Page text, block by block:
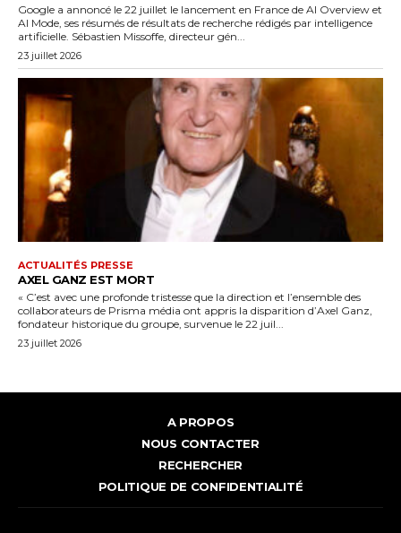
Google a annoncé le 22 juillet le lancement en France de AI Overview et
AI Mode, ses résumés de résultats de recherche rédigés par intelligence
artificielle. Sébastien Missoffe, directeur gén...
23 juillet 2026
ACTUALITÉS PRESSE
AXEL GANZ EST MORT
« C’est avec une profonde tristesse que la direction et l’ensemble des
collaborateurs de Prisma média ont appris la disparition d’Axel Ganz,
fondateur historique du groupe, survenue le 22 juil...
23 juillet 2026
A PROPOS
NOUS CONTACTER
RECHERCHER
POLITIQUE DE CONFIDENTIALITÉ